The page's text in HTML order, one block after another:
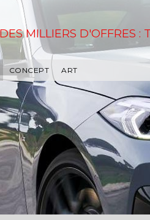
MILLIERS D'OFFRES :
CONCEPT ART